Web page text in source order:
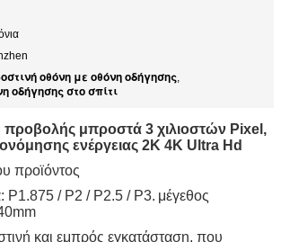
οθόνη με οθόνη οδήγησης,
οδήγησης στο σπίτι
μπροστά 3 χιλιοστών Pixel,
ενέργειας 2K 4K Ultra Hd
προϊόντος
P1.875 / P2 / P2.5 / P3. μέγεθος
και εμπρός εγκατάσταση, που